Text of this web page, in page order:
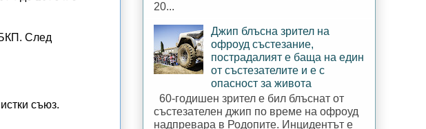
След
съюз.
20...
Джип блъсна зрител на
офроуд състезание,
пострадалият е баща на един
от състезателите и е с
опасност за живота
60-годишен зрител е бил блъснат от
състезателен джип по време на офроуд
надпревара в Родопите. Инцидентът е